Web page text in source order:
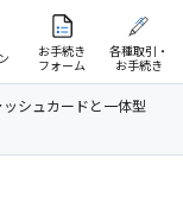
お手続き
フォーム
各種取引・
お手続き
ッシュカードと一体型